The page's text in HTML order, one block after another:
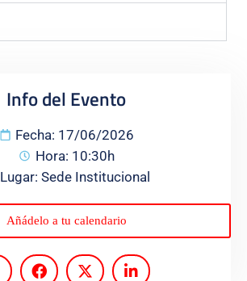
Info del Evento
Fecha: 17/06/2026
Hora: 10:30h
Lugar: Sede Institucional
Añádelo a tu calendario